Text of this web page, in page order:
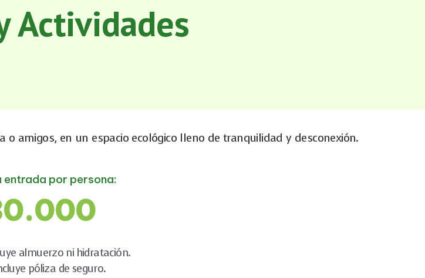
Actividades
amigos, en un espacio ecológico lleno de tranquilidad y desconexión.
entrada por persona:
almuerzo ni hidratación.
póliza de seguro.